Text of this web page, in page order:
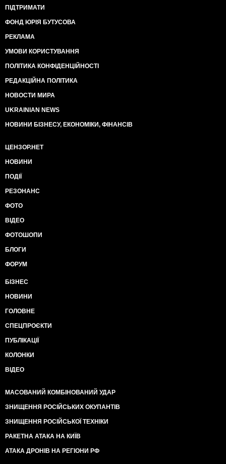
ПІДТРИМАТИ
ФОНД ЮРІЯ БУТУСОВА
РЕКЛАМА
УМОВИ КОРИСТУВАННЯ
ПОЛІТИКА КОНФІДЕНЦІЙНОСТІ
РЕДАКЦІЙНА ПОЛІТИКА
НОВОСТИ МИРА
UKRAINIAN NEWS
НОВИНИ БІЗНЕСУ, ЕКОНОМІКИ, ФІНАНСІВ
ЦЕНЗОР.НЕТ
НОВИНИ
ПОДІЇ
РЕЗОНАНС
ФОТО
ВІДЕО
ФОТОШОПИ
БЛОГИ
ФОРУМ
БІЗНЕС
НОВИНИ
ГОЛОВНЕ
СПЕЦПРОЄКТИ
ПУБЛІКАЦІЇ
КОЛОНКИ
ВІДЕО
МАСОВАНИЙ КОМБІНОВАНИЙ УДАР
ЗНИЩЕННЯ РОСІЙСЬКИХ ОКУПАНТІВ
ЗНИЩЕННЯ РОСІЙСЬКОЇ ТЕХНІКИ
РАКЕТНА АТАКА НА КИЇВ
АТАКА ДРОНІВ НА РЕГІОНИ РФ